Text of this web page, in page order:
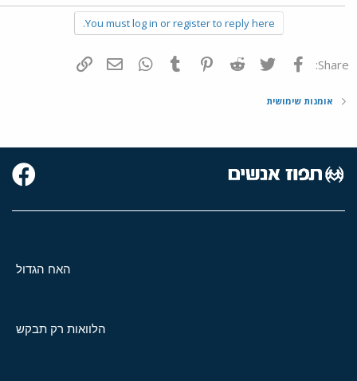
You must log in or register to reply here.
Share: פייסבוק Twitter
Reddit
Pinterest
Tumblr
WhatsAppדואר אלקטרוני
אומנות שימושית
האח הגדול
הלוואות רק תבקש